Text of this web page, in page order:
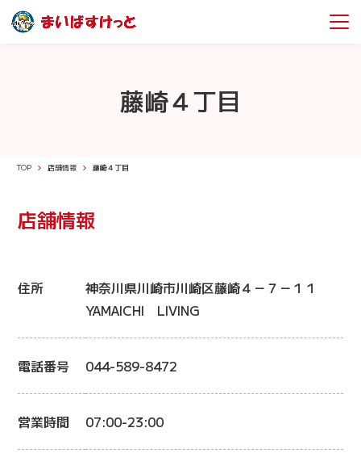
藤崎４丁目
TOP 店舗情報 藤崎４丁目
店舗情報
住所
神奈川県川崎市川崎区藤崎４－７－１１
YAMAICHI LIVING
電話番号 044-589-8472
営業時間 07:00-23:00